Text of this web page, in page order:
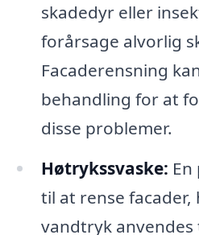
skadedyr eller
forårsage alvorlig
Facaderensning
behandling for at
disse problemer.
Høtrykssvaske:
til at rense
vandtryk anvendes